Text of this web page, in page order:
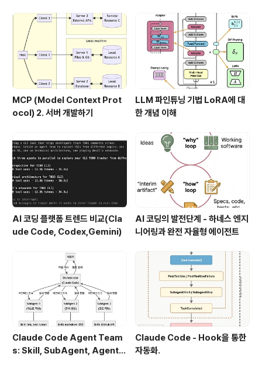
MCP (Model Context Prot
ocol) 2. 서버 개발하기
LLM 파인튜닝 기법 LoRA에 대
한 개념 이해
AI 코딩 플랫폼 트렌드 비교(Cla
ude Code, Codex,Gemini)
AI 코딩의 발전단계 - 하네스 엔지
니어링과 완전 자율형 에이전트
Claude Code Agent Team
s: Skill, SubAgent, Agent T
Claude Code - Hook을 통한
자동화.